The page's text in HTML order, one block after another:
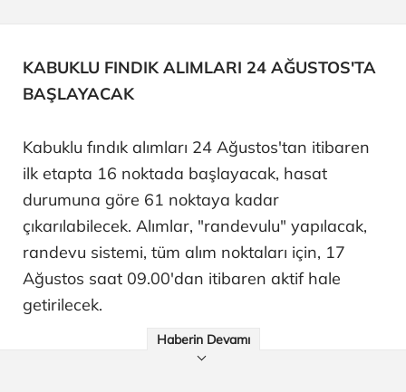
KABUKLU FINDIK ALIMLARI 24 AĞUSTOS'TA
BAŞLAYACAK
Kabuklu fındık alımları 24 Ağustos'tan itibaren
ilk etapta 16 noktada başlayacak, hasat
durumuna göre 61 noktaya kadar
çıkarılabilecek. Alımlar, "randevulu" yapılacak,
randevu sistemi, tüm alım noktaları için, 17
Ağustos saat 09.00'dan itibaren aktif hale
getirilecek.
Haberin Devamı